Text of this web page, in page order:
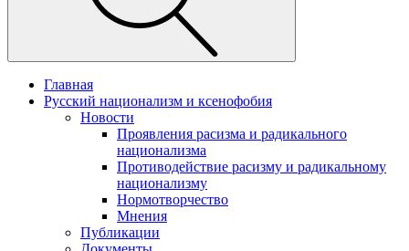
Главная
Русский национализм и ксенофобия
Новости
Проявления расизма и радикального
национализма
Противодействие расизму и радикальному
национализму
Нормотворчество
Мнения
Публикации